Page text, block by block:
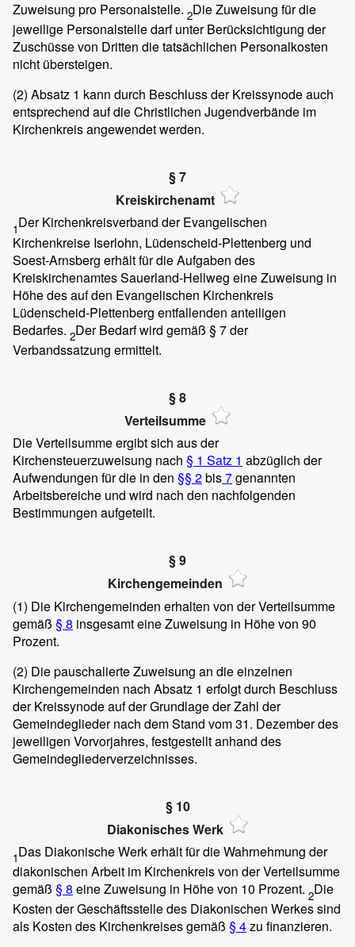
Zuweisung pro Personalstelle. 2Die Zuweisung für die
jeweilige Personalstelle darf unter Berücksichtigung der
Zuschüsse von Dritten die tatsächlichen Personalkosten
nicht übersteigen.
(2) Absatz 1 kann durch Beschluss der Kreissynode auch
entsprechend auf die Christlichen Jugendverbände im
Kirchenkreis angewendet werden.
§ 7
Kreiskirchenamt
1Der Kirchenkreisverband der Evangelischen
Kirchenkreise Iserlohn, Lüdenscheid-Plettenberg und
Soest-Arnsberg erhält für die Aufgaben des
Kreiskirchenamtes Sauerland-Hellweg eine Zuweisung in
Höhe des auf den Evangelischen Kirchenkreis
Lüdenscheid-Plettenberg entfallenden anteiligen
Bedarfes. 2Der Bedarf wird gemäß § 7 der
Verbandssatzung ermittelt.
§ 8
Verteilsumme
Die Verteilsumme ergibt sich aus der
Kirchensteuerzuweisung nach § 1 Satz 1 abzüglich der
Aufwendungen für die in den §§ 2bis7genannten
Arbeitsbereiche und wird nach den nachfolgenden
Bestimmungen aufgeteilt.
§ 9
Kirchengemeinden
(1) Die Kirchengemeinden erhalten von der Verteilsumme
gemäß § 8 insgesamt eine Zuweisung in Höhe von 90
Prozent.
(2) Die pauschalierte Zuweisung an die einzelnen
Kirchengemeinden nach Absatz 1 erfolgt durch Beschluss
der Kreissynode auf der Grundlage der Zahl der
Gemeindeglieder nach dem Stand vom 31. Dezember des
jeweiligen Vorvorjahres, festgestellt anhand des
Gemeindegliederverzeichnisses.
§ 10
Diakonisches Werk
1Das Diakonische Werk erhält für die Wahrnehmung der
diakonischen Arbeit im Kirchenkreis von der Verteilsumme
gemäß § 8 eine Zuweisung in Höhe von 10 Prozent. 2Die
Kosten der Geschäftsstelle des Diakonischen Werkes sind
als Kosten des Kirchenkreises gemäß § 4zu finanzieren.